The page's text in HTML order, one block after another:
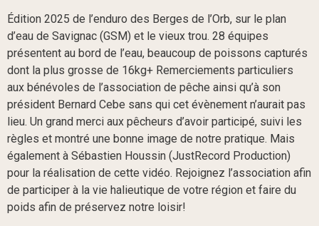
Édition 2025 de l’enduro des Berges de l’Orb, sur le plan
d’eau de Savignac (GSM) et le vieux trou. 28 équipes
présentent au bord de l’eau, beaucoup de poissons capturés
dont la plus grosse de 16kg+ Remerciements particuliers
aux bénévoles de l’association de pêche ainsi qu’à son
président Bernard Cebe sans qui cet évènement n’aurait pas
lieu. Un grand merci aux pêcheurs d’avoir participé, suivi les
règles et montré une bonne image de notre pratique. Mais
également à Sébastien Houssin (JustRecord Production)
pour la réalisation de cette vidéo. Rejoignez l’association afin
de participer à la vie halieutique de votre région et faire du
poids afin de préservez notre loisir!